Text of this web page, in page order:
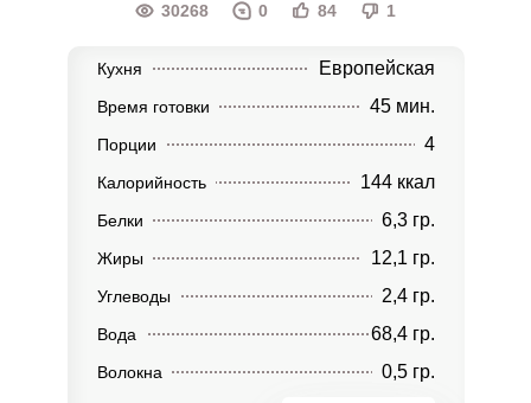
30268 0 84 1
Кухня Европейская
Время готовки 45 мин.
Порции 4
Калорийность 144 ккал
Белки 6,3 гр.
Жиры 12,1 гр.
Углеводы 2,4 гр.
Вода 68,4 гр.
Волокна 0,5 гр.